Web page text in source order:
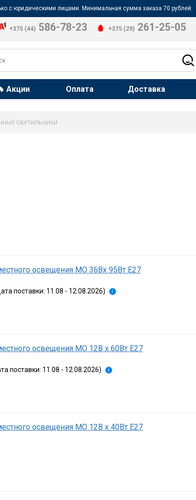
с юридическими лицами. Минимальная сумма заказа 70 рублей.
+375 (44) 586-78-23 +375 (29) 261-25-05
Акции Оплата Доставка
светильники
освещения МО 36Вх 95Вт Е27
поставки: 11.08 - 12.08.2026) i
освещения МО 12В х 60Вт Е27
поставки: 11.08 - 12.08.2026) i
освещения МО 12В х 40Вт Е27